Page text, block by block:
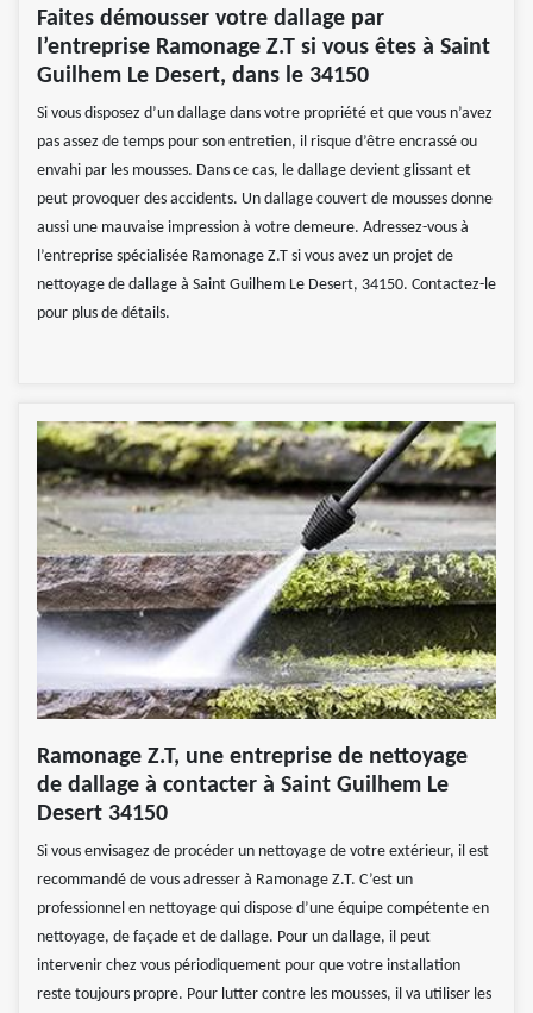
Faites démousser votre dallage par
l’entreprise Ramonage Z.T si vous êtes à Saint
Guilhem Le Desert, dans le 34150
Si vous disposez d’un dallage dans votre propriété et que vous n’avez
pas assez de temps pour son entretien, il risque d’être encrassé ou
envahi par les mousses. Dans ce cas, le dallage devient glissant et
peut provoquer des accidents. Un dallage couvert de mousses donne
aussi une mauvaise impression à votre demeure. Adressez-vous à
l’entreprise spécialisée Ramonage Z.T si vous avez un projet de
nettoyage de dallage à Saint Guilhem Le Desert, 34150. Contactez-le
pour plus de détails.
Ramonage Z.T, une entreprise de nettoyage
de dallage à contacter à Saint Guilhem Le
Desert 34150
Si vous envisagez de procéder un nettoyage de votre extérieur, il est
recommandé de vous adresser à Ramonage Z.T. C’est un
professionnel en nettoyage qui dispose d’une équipe compétente en
nettoyage, de façade et de dallage. Pour un dallage, il peut
intervenir chez vous périodiquement pour que votre installation
reste toujours propre. Pour lutter contre les mousses, il va utiliser les